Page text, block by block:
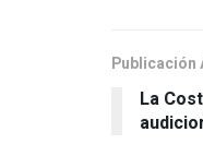
Publicación
La